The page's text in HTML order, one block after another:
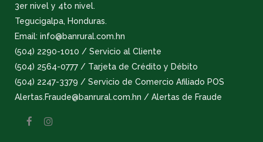
3er nivel y 4to nivel.
Tegucigalpa, Honduras.
Email: info@banrural.com.hn
(504) 2290-1010 / Servicio al Cliente
(504) 2564-0777 / Tarjeta de Crédito y Débito
(504) 2247-3379 / Servicio de Comercio Afiliado POS
Alertas.Fraude@banrural.com.hn / Alertas de Fraude